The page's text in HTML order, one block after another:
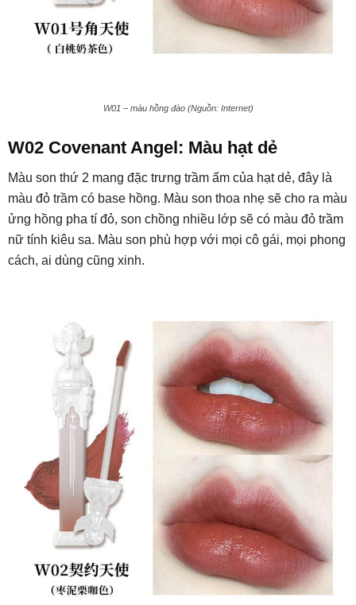
W01 – màu hồng đào (Nguồn: Internet)
W02 Covenant Angel: Màu hạt dẻ
Màu son thứ 2 mang đặc trưng trầm ấm của hạt dẻ, đây là
màu đỏ trầm có base hồng. Màu son thoa nhẹ sẽ cho ra màu
ửng hồng pha tí đỏ, son chồng nhiều lớp sẽ có màu đỏ trầm
nữ tính kiêu sa. Màu son phù hợp với mọi cô gái, mọi phong
cách, ai dùng cũng xinh.